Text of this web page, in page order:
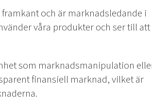
och är marknadsledande i
våra produkter och ser till att
som marknadsmanipulation
finansiell marknad, vilket är